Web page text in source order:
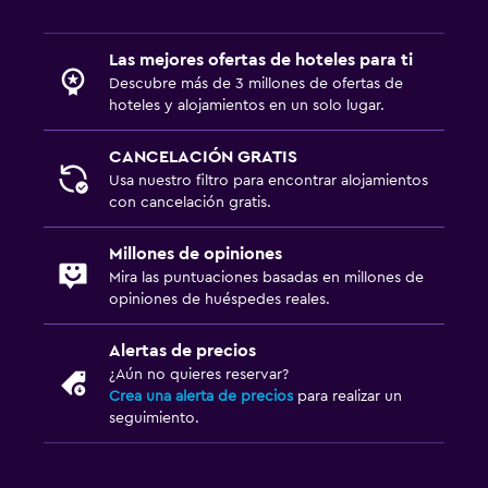
General
Habitaciones familiares
Posibilidad de habitaciones conectadas
Espacio de almacenamiento
Vista al mar
Habitaciones insonorizadas
Teléfono
Ideal para familias
Cuna/cama nido disponibles
Piscina (para niños)
Las mejores ofertas de hoteles para ti
Descubre más de 3 millones de ofertas de
hoteles y alojamientos en un solo lugar.
CANCELACIÓN GRATIS
Usa nuestro filtro para encontrar alojamientos
con cancelación gratis.
Millones de opiniones
Mira las puntuaciones basadas en millones de
opiniones de huéspedes reales.
Alertas de precios
¿Aún no quieres reservar?
Crea una alerta de precios para realizar un
seguimiento.